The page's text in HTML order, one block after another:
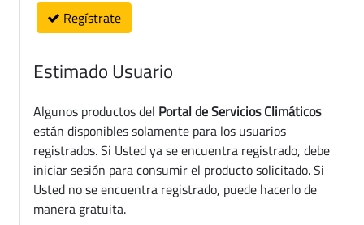
Regístrate
Estimado Usuario
Algunos productos del Portal de Servicios Climáticos
están disponibles solamente para los usuarios
registrados. Si Usted ya se encuentra registrado, debe
iniciar sesión para consumir el producto solicitado. Si
Usted no se encuentra registrado, puede hacerlo de
manera gratuita.